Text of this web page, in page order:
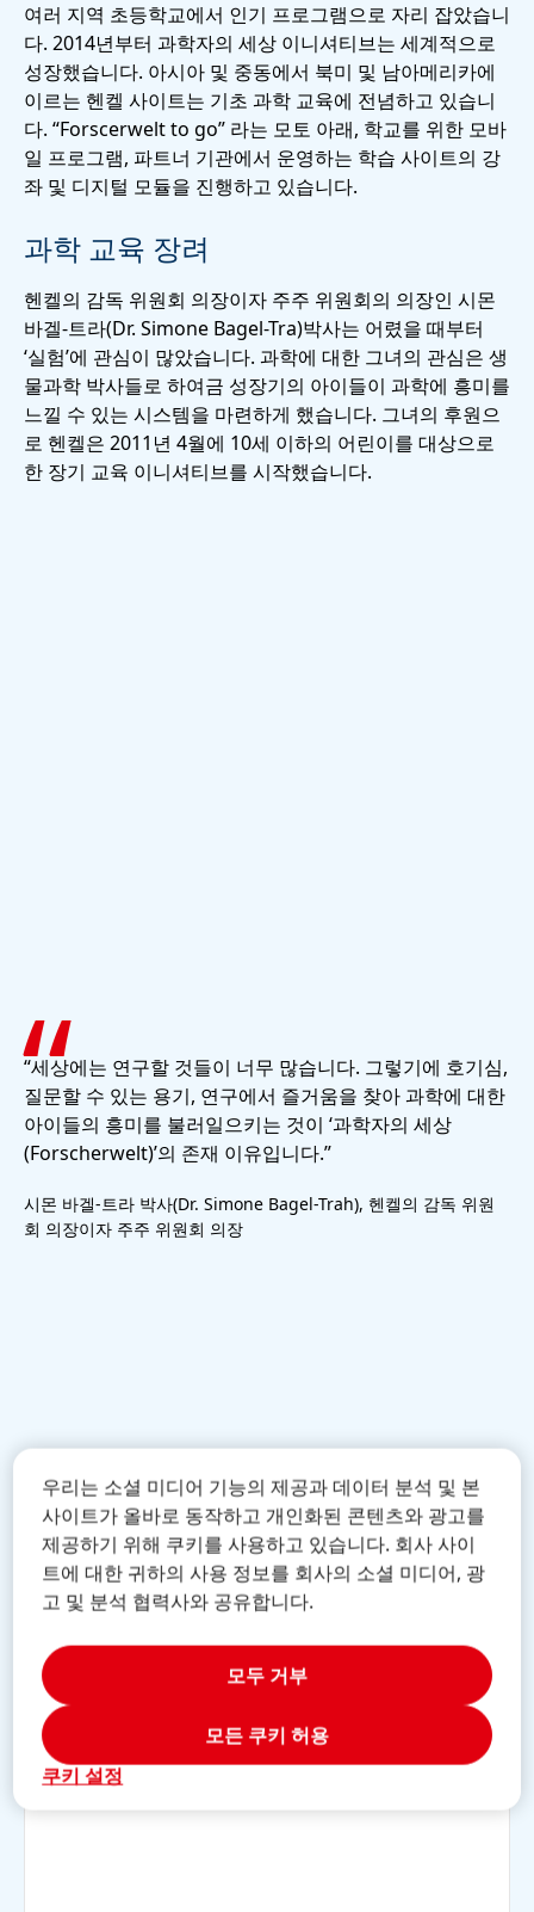
여러 지역 초등학교에서 인기 프로그램으로 자리 잡았습니
다. 2014년부터 과학자의 세상 이니셔티브는 세계적으로
성장했습니다. 아시아 및 중동에서 북미 및 남아메리카에
이르는 헨켈 사이트는 기초 과학 교육에 전념하고 있습니
다. “Forscerwelt to go” 라는 모토 아래, 학교를 위한 모바
일 프로그램, 파트너 기관에서 운영하는 학습 사이트의 강
좌 및 디지털 모듈을 진행하고 있습니다.
과학 교육 장려
헨켈의 감독 위원회 의장이자 주주 위원회의 의장인 시몬
바겔-트라(Dr. Simone Bagel-Tra)박사는 어렸을 때부터
‘실험’에 관심이 많았습니다. 과학에 대한 그녀의 관심은 생
물과학 박사들로 하여금 성장기의 아이들이 과학에 흥미를
느낄 수 있는 시스템을 마련하게 했습니다. 그녀의 후원으
로 헨켈은 2011년 4월에 10세 이하의 어린이를 대상으로
한 장기 교육 이니셔티브를 시작했습니다.
“세상에는 연구할 것들이 너무 많습니다. 그렇기에 호기심,
질문할 수 있는 용기, 연구에서 즐거움을 찾아 과학에 대한
아이들의 흥미를 불러일으키는 것이 ‘과학자의 세상
(Forscherwelt)’의 존재 이유입니다.”
시몬 바겔-트라 박사(Dr. Simone Bagel-Trah), 헨켈의 감독 위원
회 의장이자 주주 위원회 의장
더 알아보기
우리는 소셜 미디어 기능의 제공과 데이터 분석 및 본
사이트가 올바로 동작하고 개인화된 콘텐츠와 광고를
제공하기 위해 쿠키를 사용하고 있습니다. 회사 사이
트에 대한 귀하의 사용 정보를 회사의 소셜 미디어, 광
고 및 분석 협력사와 공유합니다.
쿠키 설정
모두 거부
모든 쿠키 허용